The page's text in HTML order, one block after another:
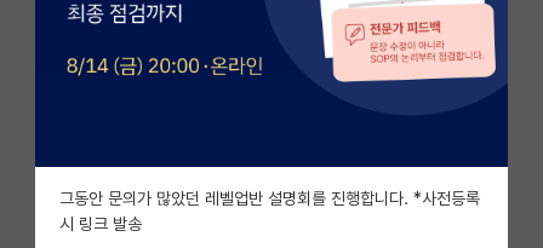
전체글보기
베스트 게시판
자유 게시판(아무개랩)
미국 유학 게시판
그동안 문의가 많았던 레벨업반 설명회를 진행합니다. *사전등록
시 링크 발송